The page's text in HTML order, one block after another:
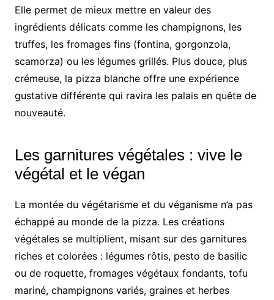
Elle permet de mieux mettre en valeur des
ingrédients délicats comme les champignons, les
truffes, les fromages fins (fontina, gorgonzola,
scamorza) ou les légumes grillés. Plus douce, plus
crémeuse, la pizza blanche offre une expérience
gustative différente qui ravira les palais en quête de
nouveauté.
Les garnitures végétales : vive le
végétal et le végan
La montée du végétarisme et du véganisme n’a pas
échappé au monde de la pizza. Les créations
végétales se multiplient, misant sur des garnitures
riches et colorées : légumes rôtis, pesto de basilic
ou de roquette, fromages végétaux fondants, tofu
mariné, champignons variés, graines et herbes